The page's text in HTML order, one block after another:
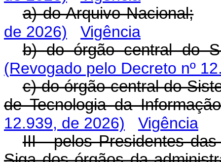
a) do Arquivo Nacional;
de 2026)
Vigência
b) do órgão central do
(Revogado pelo Decreto nº
c) do órgão central do
de Tecnologia da
12.939, de 2026)
Vigência
III - pelos Presidentes